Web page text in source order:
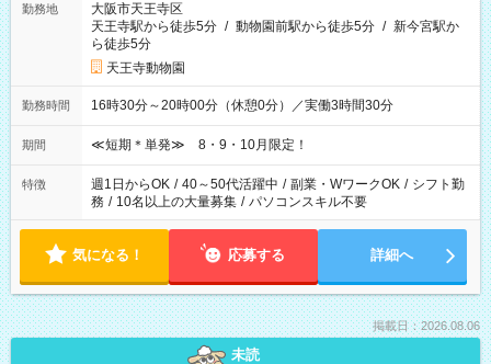
勤務地
大阪市天王寺区
天王寺駅から徒歩5分 / 動物園前駅から徒歩5分 / 新今宮駅か
ら徒歩5分
天王寺動物園
勤務時間 16時30分～20時00分（休憩0分）／実働3時間30分
期間 ≪短期＊単発≫ 8・9・10月限定！
特徴 週1日からOK / 40～50代活躍中 / 副業・WワークOK / シフト勤
務 / 10名以上の大量募集 / パソコンスキル不要
気になる！ 応募する 詳細へ
掲載日：2026.08.06
未読